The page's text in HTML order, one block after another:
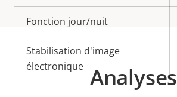
Fonction jour/nuit
Stabilisation d'image
électronique Analyses